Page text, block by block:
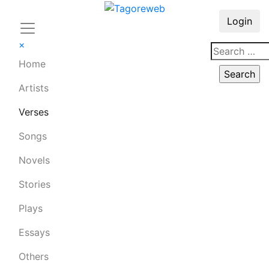
×
Home
Artists
Verses
Songs
Novels
Stories
Plays
Essays
Others
Login